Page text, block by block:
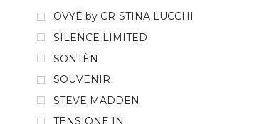
OVYÉ by CRISTINA LUCCHI
SILENCE LIMITED
SONTÈN
SOUVENIR
STEVE MADDEN